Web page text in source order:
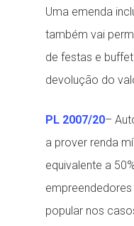
Uma emenda
também vai
de festas e
devolução do
PL 2007/20–
a prover renda
equivalente a
popular nos